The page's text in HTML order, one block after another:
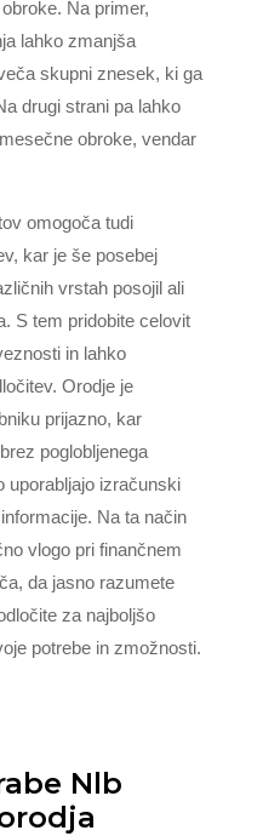
Na primer,
lahko zmanjša
skupni znesek, ki ga
drugi strani pa lahko
obroke, vendar
omogoča tudi
kar je še posebej
vrstah posojil ali
S tem pridobite celovit
in lahko
Orodje je
prijazno, kar
poglobljenega
uporabljajo izračunski
Na ta način
vlogo pri finančnem
da jasno razumete
za najboljšo
potrebe in zmožnosti.
Nlb